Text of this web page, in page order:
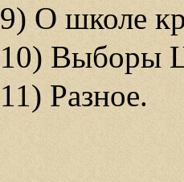
9) О школе
10) Выборы
11) Разное.